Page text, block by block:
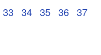
33 34 35 36 37